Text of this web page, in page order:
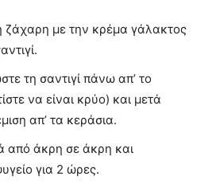
ζάχαρη με την κρέμα γάλακτος
τη σαντιγί πάνω απ’ το
να είναι κρύο) και μετά
απ’ τα κεράσια.
από άκρη σε άκρη και
για 2 ώρες.